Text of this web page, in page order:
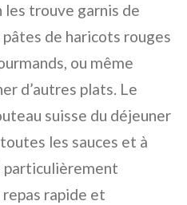
les trouve garnis de
de haricots rouges
ou même
d’autres plats. Le
suisse du déjeuner
les sauces et à
particulièrement
repas rapide et